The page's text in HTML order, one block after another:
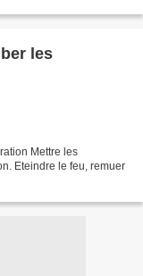
les
Eteindre le feu, remuer